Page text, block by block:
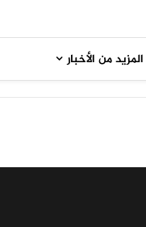
المزيد من الأخبار